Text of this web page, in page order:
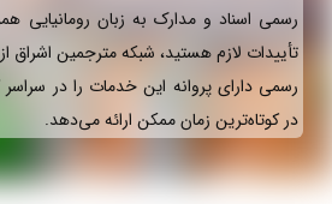
رسمی اسناد و مدارک به زبان رومانیایی
تأییدات لازم هستید، شبکه مترجمین اشراق
رسمی دارای پروانه این خدمات را در سراسر
در کوتاه‌ترین زمان ممکن ارائه می‌دهد.